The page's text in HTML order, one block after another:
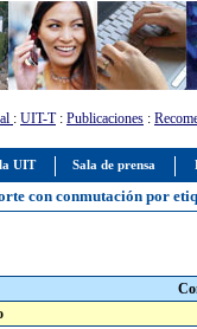
la UIT Sala de prensa
: UIT-T: Publicaciones :
con conmutación por